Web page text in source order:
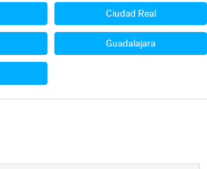
Ciudad Real
Guadalajara